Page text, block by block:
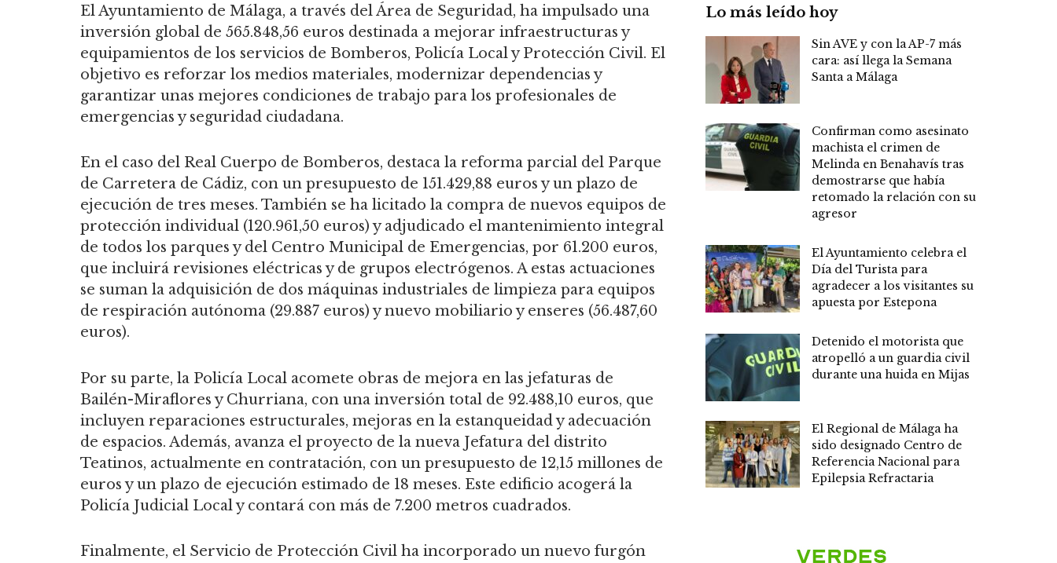
El Ayuntamiento de Málaga, a través del Área de Seguridad, ha impulsado una
inversión global de 565.848,56 euros destinada a mejorar infraestructuras y
equipamientos de los servicios de Bomberos, Policía Local y Protección Civil. El
objetivo es reforzar los medios materiales, modernizar dependencias y
garantizar unas mejores condiciones de trabajo para los profesionales de
emergencias y seguridad ciudadana.
En el caso del Real Cuerpo de Bomberos, destaca la reforma parcial del Parque
de Carretera de Cádiz, con un presupuesto de 151.429,88 euros y un plazo de
ejecución de tres meses. También se ha licitado la compra de nuevos equipos de
protección individual (120.961,50 euros) y adjudicado el mantenimiento integral
de todos los parques y del Centro Municipal de Emergencias, por 61.200 euros,
que incluirá revisiones eléctricas y de grupos electrógenos. A estas actuaciones
se suman la adquisición de dos máquinas industriales de limpieza para equipos
de respiración autónoma (29.887 euros) y nuevo mobiliario y enseres (56.487,60
euros).
Por su parte, la Policía Local acomete obras de mejora en las jefaturas de
Bailén-Miraflores y Churriana, con una inversión total de 92.488,10 euros, que
incluyen reparaciones estructurales, mejoras en la estanqueidad y adecuación
de espacios. Además, avanza el proyecto de la nueva Jefatura del distrito
Teatinos, actualmente en contratación, con un presupuesto de 12,15 millones de
euros y un plazo de ejecución estimado de 18 meses. Este edificio acogerá la
Policía Judicial Local y contará con más de 7.200 metros cuadrados.
Finalmente, el Servicio de Protección Civil ha incorporado un nuevo furgón
Lo más leído hoy
Sin AVE y con la AP-7 más
cara: así llega la Semana
Santa a Málaga
Confirman como asesinato
machista el crimen de
Melinda en Benahavís tras
demostrarse que había
retomado la relación con su
agresor
El Ayuntamiento celebra el
Día del Turista para
agradecer a los visitantes su
apuesta por Estepona
Detenido el motorista que
atropelló a un guardia civil
durante una huida en Mijas
El Regional de Málaga ha
sido designado Centro de
Referencia Nacional para
Epilepsia Refractaria